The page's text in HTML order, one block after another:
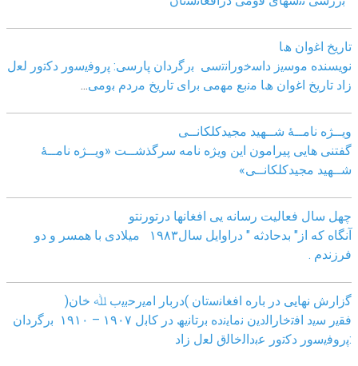
ﺗﺎرﯾﺦ اﻏوان ھﺎ
نویسنده ﻣوﺳﯾز داﺳﺧوراﻧﺗﺳﯽ ﺑرﮔردان ﭘﺎرﺳﯽ: ﭘروﻓﯾﺳور دﮐﺗور ﻟﻌل
زاد ﺗﺎرﯾﺦ اﻏوان ھﺎ ﻣﻧﺑﻊ ﻣﮭﻣﯽ ﺑرای ﺗﺎرﯾﺦ ﻣردم ﺑوﻣﯽ
ویــژه نامــۀ شــهید مجیدکلکانــی
گفتنی هایی پیرامون این ویژه نامه سرگذشــت «ویــژه نامــۀ
شــهید مجیدکلکانــی»
چهل سال فعالیت رسانه یی افغانها درتورنتو
آنگاه که از" بدحادثه " دراوایل سال۱۹۸۳ میلادی با همسر و دو
فرزندم .
ﮔزارش ﻧﮭﺎﯾﯽ در ﺑﺎره اﻓﻐﺎﻧﺳﺗﺎن )درﺑﺎر اﻣﯾرﺣﺑﯾب ﷲ ﺧﺎن(
ﻓﻘﯾر ﺳﯾد اﻓﺗﺧﺎراﻟدﯾن ﻧﻣﺎﯾﻧده ﺑرﺗﺎﻧﯾﮫ در ﮐﺎﺑل ١٩٠٧ – ١٩١٠ ﺑرﮔردان
:ﭘروﻓﯾﺳور دﮐﺗور ﻋﺑداﻟﺧﺎﻟق ﻟﻌل زاد